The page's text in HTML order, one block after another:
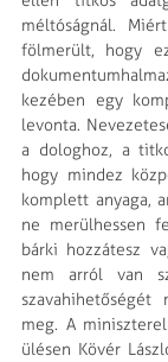
méltóságnál.
fölmerült, hogy
kezében egy
levonta.
a dologhoz, a
hogy mindez
komplett anyaga,
ne merülhessen
bárki hozzátesz
nem arról van
meg. A
ülésen Kövér